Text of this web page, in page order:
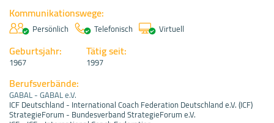
Kommunikationswege:
Persönlich Telefonisch Virtuell
Geburtsjahr:
1967
Tätig seit:
1997
Berufsverbände:
GABAL - GABAL e.V.
ICF Deutschland - International Coach Federation Deutschland e.V. (ICF)
StrategieForum - Bundesverband StrategieForum e.V.